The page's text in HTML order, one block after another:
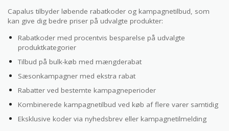
Capalus tilbyder løbende rabatkoder og kampagnetilbud, som
kan give dig bedre priser på udvalgte produkter:
Rabatkoder med procentvis besparelse på udvalgte
produktkategorier
Tilbud på bulk-køb med mængderabat
Sæsonkampagner med ekstra rabat
Rabatter ved bestemte kampagneperioder
Kombinerede kampagnetilbud ved køb af flere varer samtidig
Eksklusive koder via nyhedsbrev eller kampagnetilmelding